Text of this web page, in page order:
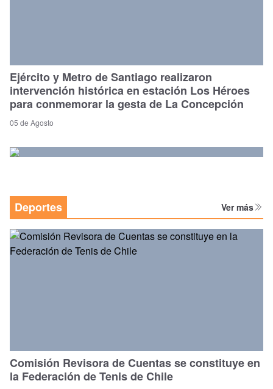
Ejército y Metro de Santiago realizaron
intervención histórica en estación Los Héroes
para conmemorar la gesta de La Concepción
05 de Agosto
Deportes Ver más
Comisión Revisora de Cuentas se constituye en
la Federación de Tenis de Chile